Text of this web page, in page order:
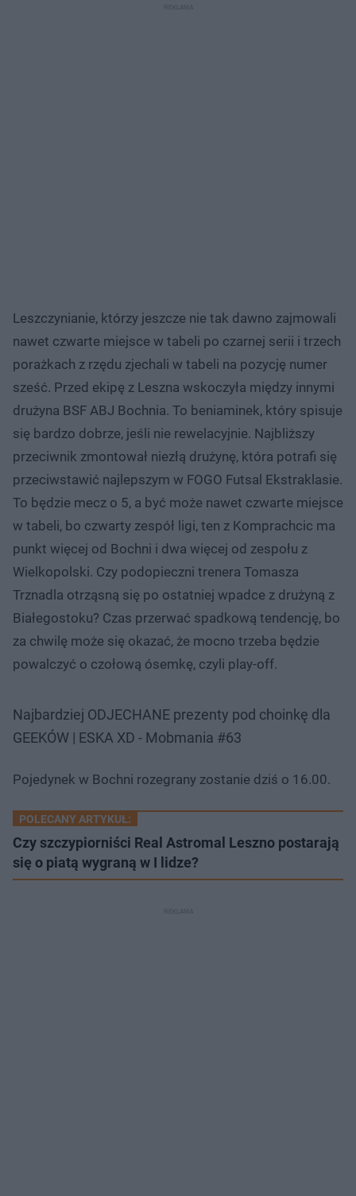
Leszczynianie, którzy jeszcze nie tak dawno zajmowali
nawet czwarte miejsce w tabeli po czarnej serii i trzech
porażkach z rzędu zjechali w tabeli na pozycję numer
sześć. Przed ekipę z Leszna wskoczyła między innymi
drużyna BSF ABJ Bochnia. To beniaminek, który spisuje
się bardzo dobrze, jeśli nie rewelacyjnie. Najbliższy
przeciwnik zmontował niezłą drużynę, która potrafi się
przeciwstawić najlepszym w FOGO Futsal Ekstraklasie.
To będzie mecz o 5, a być może nawet czwarte miejsce
w tabeli, bo czwarty zespół ligi, ten z Komprachcic ma
punkt więcej od Bochni i dwa więcej od zespołu z
Wielkopolski. Czy podopieczni trenera Tomasza
Trznadla otrząsną się po ostatniej wpadce z drużyną z
Białegostoku? Czas przerwać spadkową tendencję, bo
za chwilę może się okazać, że mocno trzeba będzie
powalczyć o czołową ósemkę, czyli play-off.
Najbardziej ODJECHANE prezenty pod choinkę dla
GEEKÓW | ESKA XD - Mobmania #63
Pojedynek w Bochni rozegrany zostanie dziś o 16.00.
POLECANY ARTYKUŁ:
Czy szczypiorniści Real Astromal Leszno postarają
się o piatą wygraną w I lidze?